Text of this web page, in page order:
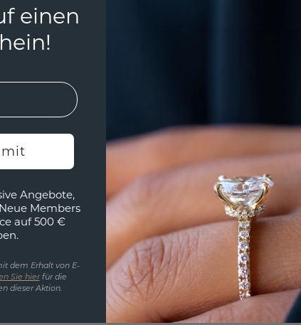
Exkl. MwSt. & Zölle
einen
mit
Angebote,
Members
auf 500 €
dem Erhalt von E-
Sie hierfür die
dieser Aktion.